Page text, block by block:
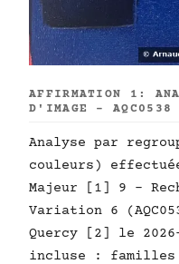
AFFIRMATION 1:
D'IMAGE - AQC0538
Analyse par
couleurs)
Majeur [1] 9 -
Variation 6
Quercy [2] le
incluse : familles